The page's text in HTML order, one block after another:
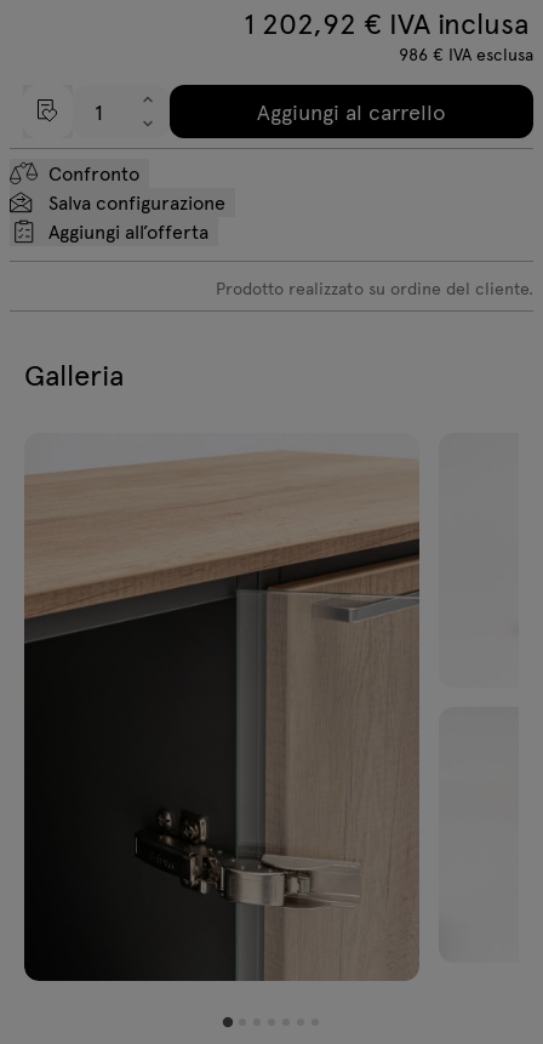
1 202,92 € IVA inclusa
986 € IVA esclusa
Aggiungi al carrello
Confronto
Salva configurazione
Aggiungi all’offerta
Prodotto realizzato su ordine del cliente.
Galleria